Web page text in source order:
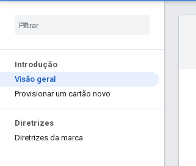
Introdução
Visão geral
Provisionar um cartão novo
Diretrizes
Diretrizes da marca